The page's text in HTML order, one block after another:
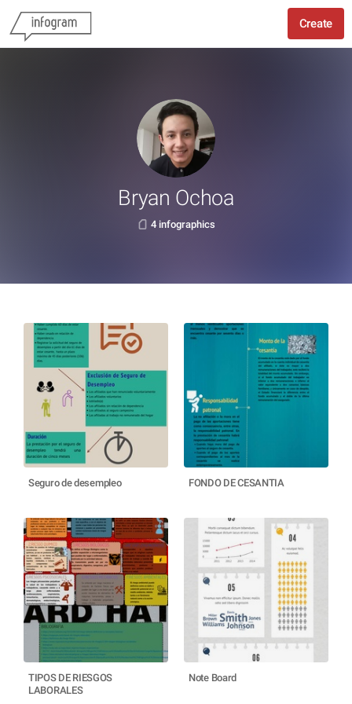
Create
Bryan Ochoa
4 infographics
Seguro de desempleo FONDO DE CESANTIA
TIPOS DE RIESGOS
LABORALES
Note Board